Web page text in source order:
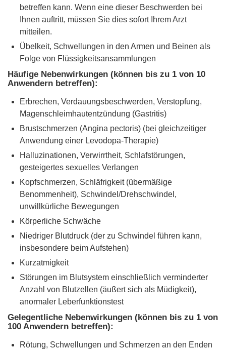
betreffen kann. Wenn eine dieser Beschwerden bei
Ihnen auftritt, müssen Sie dies sofort Ihrem Arzt
mitteilen.
Übelkeit, Schwellungen in den Armen und Beinen als
Folge von Flüssigkeitsansammlungen
Häufige Nebenwirkungen (können bis zu 1 von 10
Anwendern betreffen):
Erbrechen, Verdauungsbeschwerden, Verstopfung,
Magenschleimhautentzündung (Gastritis)
Brustschmerzen (Angina pectoris) (bei gleichzeitiger
Anwendung einer Levodopa-Therapie)
Halluzinationen, Verwirrtheit, Schlafstörungen,
gesteigertes sexuelles Verlangen
Kopfschmerzen, Schläfrigkeit (übermäßige
Benommenheit), Schwindel/Drehschwindel,
unwillkürliche Bewegungen
Körperliche Schwäche
Niedriger Blutdruck (der zu Schwindel führen kann,
insbesondere beim Aufstehen)
Kurzatmigkeit
Störungen im Blutsystem einschließlich verminderter
Anzahl von Blutzellen (äußert sich als Müdigkeit),
anormaler Leberfunktionstest
Gelegentliche Nebenwirkungen (können bis zu 1 von
100 Anwendern betreffen):
Rötung, Schwellungen und Schmerzen an den Enden